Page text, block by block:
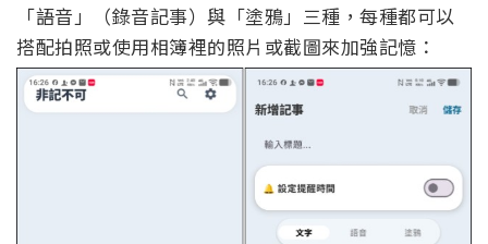
「語音」（錄音記事）與「塗鴉」三種，每種都可以
搭配拍照或使用相簿裡的照片或截圖來加強記憶：